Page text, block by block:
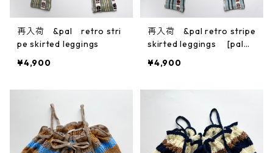
再入荷 &pal retro stri
pe skirted leggings
¥4,900
再入荷 &pal retro stripe
skirted leggings [pal04
¥4,900